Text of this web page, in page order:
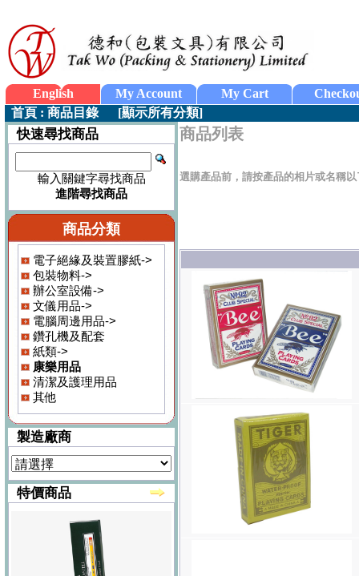
English My Account My Cart
首頁 : 商品目錄[顯示所有分類]
快速尋找商品
輸入關鍵字尋找商品
進階尋找商品
商品分類
電子絕緣及裝置膠紙->
包裝物料->
辦公室設備->
文儀用品->
電腦周邊用品->
鑽孔機及配套
紙類->
康樂用品
清潔及護理用品
其他
製造廠商
特價商品
商品列表
選購產品前，請按產品的相片或名稱